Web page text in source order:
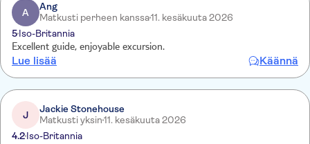
A
Ang
Matkusti perheen kanssa11. kesäkuuta 2026
5Iso-Britannia
Excellent guide, enjoyable excursion.
Lue lisää Käännä
J
Jackie Stonehouse
Matkusti yksin11. kesäkuuta 2026
4.2Iso-Britannia